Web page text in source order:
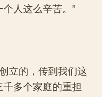
人这么辛苦。”
立的，传到我们这
多个家庭的重担